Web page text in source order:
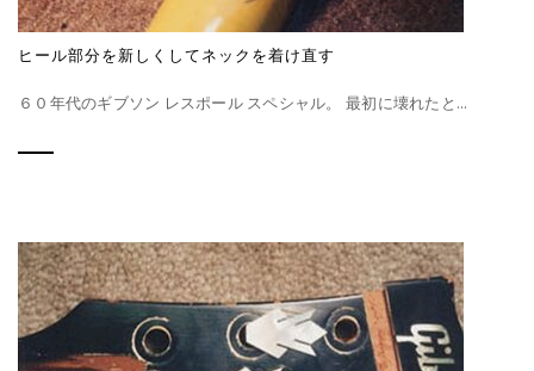
ヒール部分を新しくしてネックを着け直す
６０年代のギブソン レスポール スペシャル。 最初に壊れたと...